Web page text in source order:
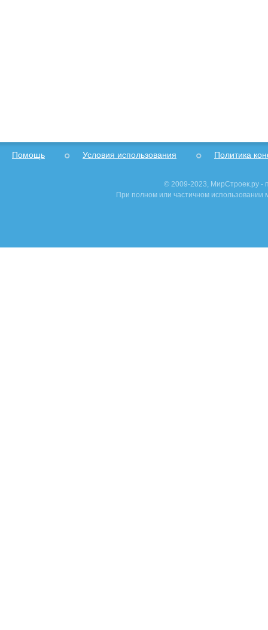
Помощь Условия использования Политика
© 2009-2023, МирСтроек.ру -
При полном или частичном использовании